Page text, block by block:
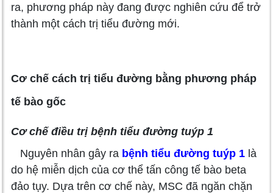
ra, phương pháp này đang được nghiên cứu để trở
thành một cách trị tiểu đường mới.
Cơ chế cách trị tiểu đường bằng phương pháp
tế bào gốc
Cơ chế điều trị bệnh tiểu đường tuýp 1
Nguyên nhân gây ra bệnh tiểu đường tuýp 1 là
do hệ miễn dịch của cơ thể tấn công tế bào beta
đảo tụy. Dựa trên cơ chế này, MSC đã ngăn chặn